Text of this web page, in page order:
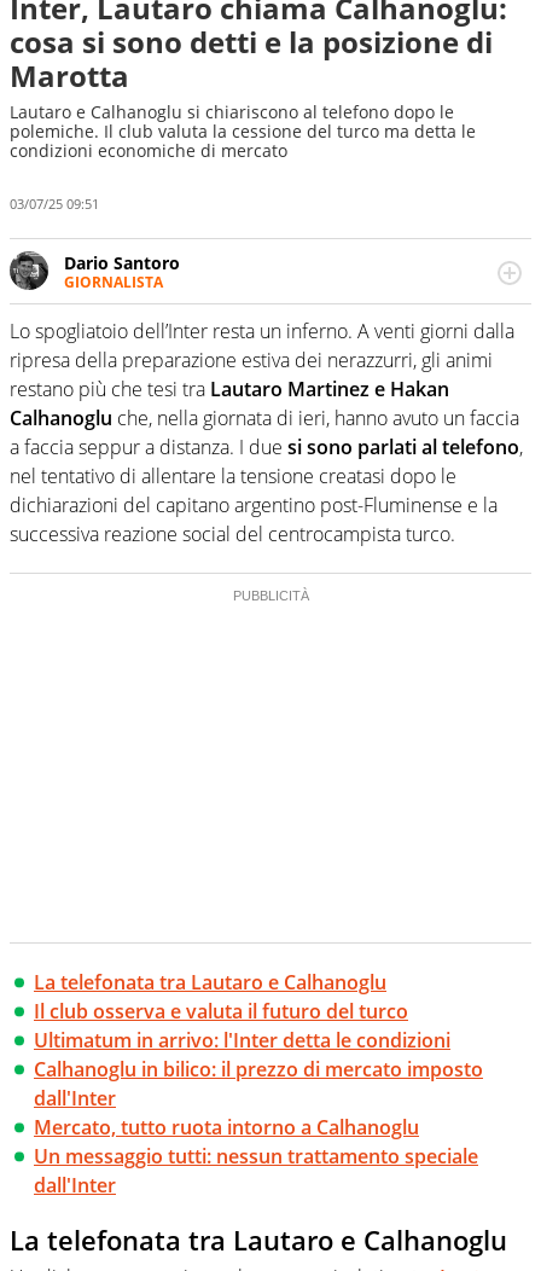
cosa si sono detti e la posizione di
Marotta
Lautaro e Calhanoglu si chiariscono al telefono dopo le
polemiche. Il club valuta la cessione del turco ma detta le
condizioni economiche di mercato
03/07/25 09:51
Dario Santoro
GIORNALISTA
Scrive, commenta, racconta lo sport in tutte le
sfaccettature. Tocca l'apice quando ha modo di
concentrarsi sulle interviste ai grandi protagonisti
Lo spogliatoio dell’Inter resta un inferno. A venti giorni dalla
ripresa della preparazione estiva dei nerazzurri, gli animi
restano più che tesi tra Lautaro Martinez e Hakan
Calhanoglu che, nella giornata di ieri, hanno avuto un faccia
a faccia seppur a distanza. I due si sono parlati al telefono,
nel tentativo di allentare la tensione creatasi dopo le
dichiarazioni del capitano argentino post-Fluminense e la
successiva reazione social del centrocampista turco.
La telefonata tra Lautaro e Calhanoglu
Il club osserva e valuta il futuro del turco
Ultimatum in arrivo: l'Inter detta le condizioni
Calhanoglu in bilico: il prezzo di mercato imposto
dall'Inter
Mercato, tutto ruota intorno a Calhanoglu
Un messaggio tutti: nessun trattamento speciale
dall'Inter
La telefonata tra Lautaro e Calhanoglu